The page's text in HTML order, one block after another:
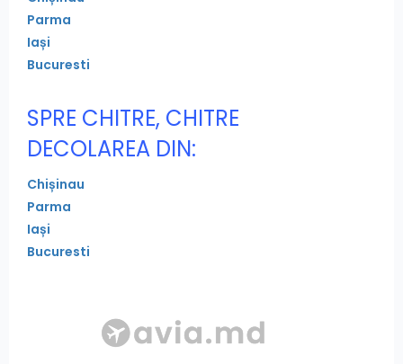
Parma
Iași
Bucuresti
SPRE CHITRE, CHITRE
DECOLAREA DIN:
Chișinau
Parma
Iași
Bucuresti